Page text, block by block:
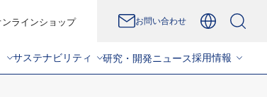
ンラインショップ お問い合わせ
サステナビリティ 研究・開発ニュース採用情報